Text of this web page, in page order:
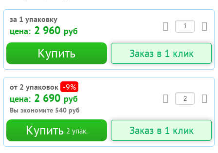
за 1 упаковку
цена: 2 960 руб
Купить Заказ в 1 клик
от 2 упаковок -9%
цена: 2 690 руб
Вы экономите 540 руб
Купить 2 упак. Заказ в 1 клик